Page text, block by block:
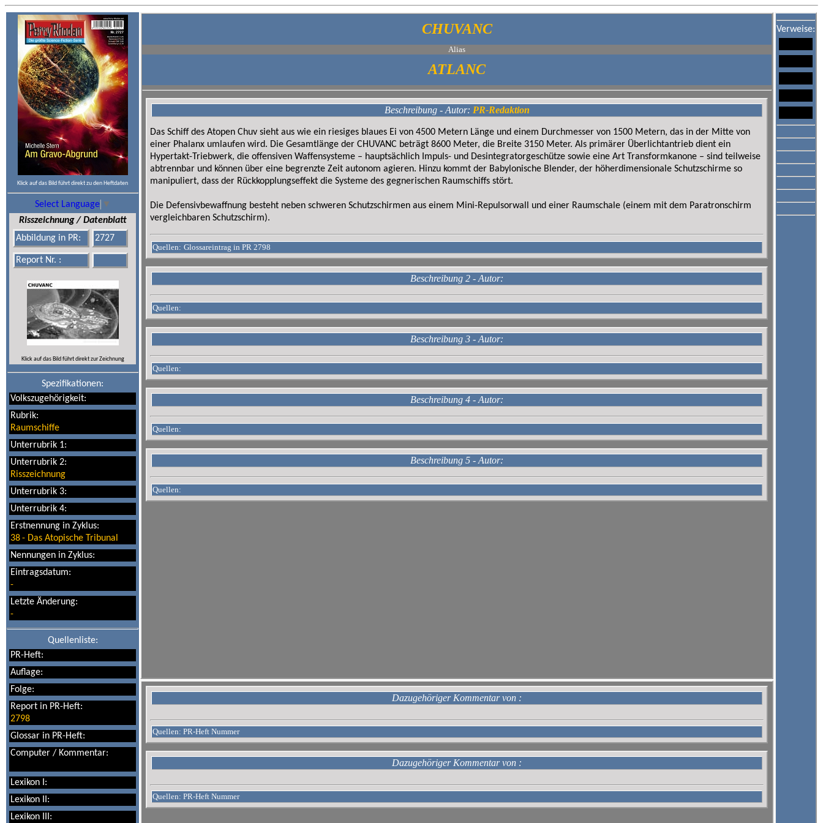
Klick auf das Bild führt direkt zu den Heftdaten
Select Language ▼
Risszeichnung / Datenblatt
Abbildung in PR:
2727
Report Nr. :
Klick auf das Bild führt direkt zur Zeichnung
Spezifikationen:
Volkszugehörigkeit:
Rubrik:
Raumschiffe
Unterrubrik 1:
Unterrubrik 2:
Risszeichnung
Unterrubrik 3:
Unterrubrik 4:
Erstnennung in Zyklus:
38- Das Atopische Tribunal
Nennungen in Zyklus:
Eintragsdatum:
-
Letzte Änderung:
-
Quellenliste:
PR-Heft:
Auflage:
Folge:
Report in PR-Heft:
2798
Glossar in PR-Heft:
Computer / Kommentar:
Lexikon I:
Lexikon II:
Lexikon III:
CHUVANC
Alias
ATLANC
Beschreibung - Autor: PR-Redaktion
Das Schiff des Atopen Chuv sieht aus wie ein riesiges blaues Ei von 4500 Metern Länge und einem Durchmesser von 1500 Metern, das in der Mitte von
einer Phalanx umlaufen wird. Die Gesamtlänge der CHUVANC beträgt 8600 Meter, die Breite 3150 Meter. Als primärer Überlichtantrieb dient ein
Hypertakt-Triebwerk, die offensiven Waffensysteme – hauptsächlich Impuls- und Desintegratorgeschütze sowie eine Art Transformkanone – sind teilweise
abtrennbar und können über eine begrenzte Zeit autonom agieren. Hinzu kommt der Babylonische Blender, der höherdimensionale Schutzschirme so
manipuliert, dass der Rückkopplungseffekt die Systeme des gegnerischen Raumschiffs stört.
Die Defensivbewaffnung besteht neben schweren Schutzschirmen aus einem Mini-Repulsorwall und einer Raumschale (einem mit dem Paratronschirm
vergleichbaren Schutzschirm).
Quellen: Glossareintrag in PR 2798
Beschreibung 2 - Autor:
Quellen:
Beschreibung 3 - Autor:
Quellen:
Beschreibung 4 - Autor:
Quellen:
Beschreibung 5 - Autor:
Quellen:
Verweise:
Dazugehöriger Kommentar von :
Quellen: PR-Heft Nummer
Dazugehöriger Kommentar von :
Quellen: PR-Heft Nummer